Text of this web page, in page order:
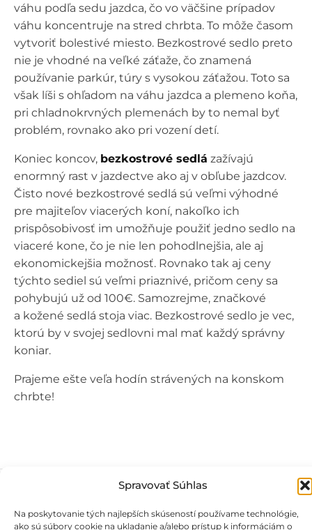
Spravovať Súhlas
Na poskytovanie tých najlepších skúseností používame technológie,
ako sú súbory cookie na ukladanie a/alebo prístup k informáciám o
váhu podľa sedu jazdca, čo vo väčšine prípadov
váhu koncentruje na stred chrbta. To môže časom
vytvoriť bolestivé miesto. Bezkostrové sedlo preto
nie je vhodné na veľké záťaže, čo znamená
používanie parkúr, túry s vysokou záťažou. Toto sa
však líši s ohľadom na váhu jazdca a plemeno koňa,
pri chladnokrvných plemenách by to nemal byť
problém, rovnako ako pri vození detí.
Koniec koncov, bezkostrové sedlá zažívajú
enormný rast v jazdectve ako aj v obľube jazdcov.
Čisto nové bezkostrové sedlá sú veľmi výhodné
pre majiteľov viacerých koní, nakoľko ich
prispôsobivosť im umožňuje použiť jedno sedlo na
viaceré kone, čo je nie len pohodlnejšia, ale aj
ekonomickejšia možnosť. Rovnako tak aj ceny
týchto sediel sú veľmi priaznivé, pričom ceny sa
pohybujú už od 100€. Samozrejme, značkové
a kožené sedlá stoja viac. Bezkostrové sedlo je vec,
ktorú by v svojej sedlovni mal mať každý správny
koniar.
Prajeme ešte veľa hodín strávených na konskom
chrbte!